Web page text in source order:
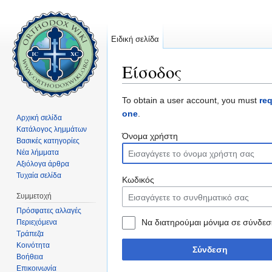
Είσοδος
To obtain a user account, you must
one.
Όνομα χρήστη
Κωδικός
Να διατηρούμαι μόνιμα σε
Σύνδεση
Ειδική σελίδα
Αρχική σελίδα
Κατάλογος λημμάτων
Βασικές κατηγορίες
Νέα λήμματα
Αξιόλογα άρθρα
Τυχαία σελίδα
Συμμετοχή
Πρόσφατες αλλαγές
Περιεχόμενα
Τράπεζα
Κοινότητα
Βοήθεια
Επικοινωνία